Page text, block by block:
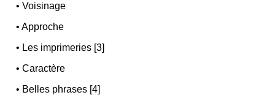
•Voisinage
•Approche
• Les imprimeries [3]
•Caractère
• Belles phrases [4]